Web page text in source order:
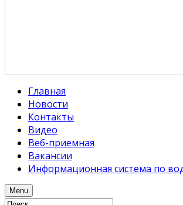
Главная
Новости
Контакты
Видео
Веб-приемная
Вакансии
Информационная система по
Menu